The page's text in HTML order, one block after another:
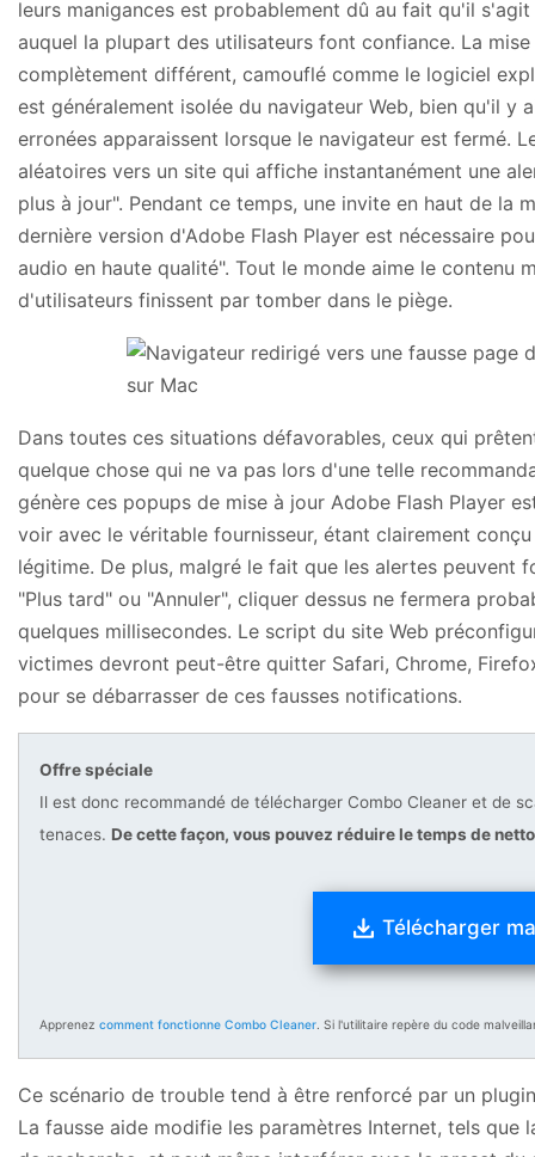
leurs manigances est probablement dû au fait qu'il
auquel la plupart des utilisateurs font confiance. La
complètement différent, camouflé comme le logiciel
est généralement isolée du navigateur Web, bien qu'il y
erronées apparaissent lorsque le navigateur est fermé.
aléatoires vers un site qui affiche instantanément une
plus à jour". Pendant ce temps, une invite en haut de la
dernière version d'Adobe Flash Player est nécessaire
audio en haute qualité". Tout le monde aime le contenu
d'utilisateurs finissent par tomber dans le piège.
Dans toutes ces situations défavorables, ceux qui
quelque chose qui ne va pas lors d'une telle
génère ces popups de mise à jour Adobe Flash Player
voir avec le véritable fournisseur, étant clairement
légitime. De plus, malgré le fait que les alertes peuvent
"Plus tard" ou "Annuler", cliquer dessus ne fermera
quelques millisecondes. Le script du site Web
victimes devront peut-être quitter Safari, Chrome,
pour se débarrasser de ces fausses notifications.
Offre spéciale
Il est donc recommandé de télécharger Combo Cleaner et de
tenaces. De cette façon, vous pouvez réduire le temps de
Télécharger
Apprenez comment fonctionne Combo Cleaner . Si l'utilitaire repère du code
Ce scénario de trouble tend à être renforcé par un
La fausse aide modifie les paramètres Internet, tels